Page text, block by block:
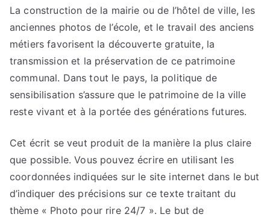
La construction de la mairie ou de l’hôtel de ville, les
anciennes photos de l’école, et le travail des anciens
métiers favorisent la découverte gratuite, la
transmission et la préservation de ce patrimoine
communal. Dans tout le pays, la politique de
sensibilisation s’assure que le patrimoine de la ville
reste vivant et à la portée des générations futures.
Cet écrit se veut produit de la manière la plus claire
que possible. Vous pouvez écrire en utilisant les
coordonnées indiquées sur le site internet dans le but
d’indiquer des précisions sur ce texte traitant du
thème « Photo pour rire 24/7 ». Le but de